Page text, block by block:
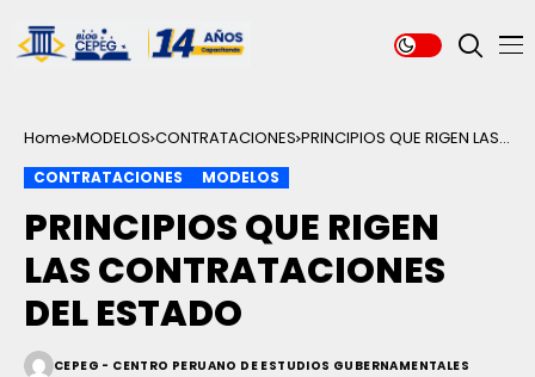
Home MODELOS CONTRATACIONES PRINCIPIOS QUE RIGEN LAS
CONTRATACIONES MODELOS
PRINCIPIOS QUE RIGEN
LAS CONTRATACIONES
DEL ESTADO
CEPEG - CENTRO PERUANO DE ESTUDIOS GUBERNAMENTALES